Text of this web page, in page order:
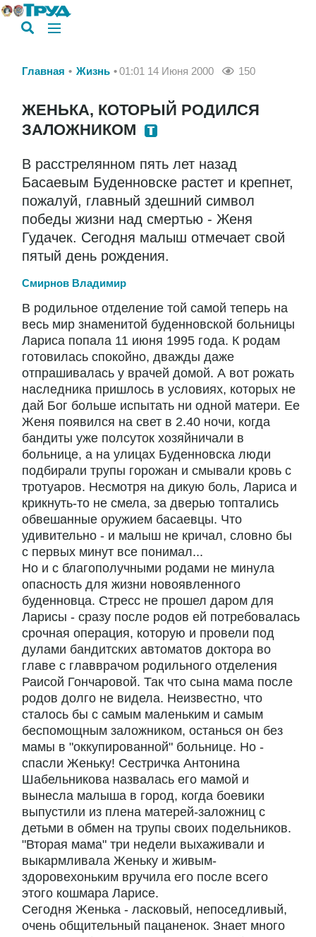
Главная Жизнь 01:01 14 Июня 2000 150
ЖЕНЬКА, КОТОРЫЙ РОДИЛСЯ
ЗАЛОЖНИКОМ
В расстрелянном пять лет назад
Басаевым Буденновске растет и крепнет,
пожалуй, главный здешний символ
победы жизни над смертью - Женя
Гудачек. Сегодня малыш отмечает свой
пятый день рождения.
Смирнов Владимир
В родильное отделение той самой теперь на
весь мир знаменитой буденновской больницы
Лариса попала 11 июня 1995 года. К родам
готовилась спокойно, дважды даже
отпрашивалась у врачей домой. А вот рожать
наследника пришлось в условиях, которых не
дай Бог больше испытать ни одной матери. Ее
Женя появился на свет в 2.40 ночи, когда
бандиты уже полсуток хозяйничали в
больнице, а на улицах Буденновска люди
подбирали трупы горожан и смывали кровь с
тротуаров. Несмотря на дикую боль, Лариса и
крикнуть-то не смела, за дверью топтались
обвешанные оружием басаевцы. Что
удивительно - и малыш не кричал, словно бы
с первых минут все понимал...
Но и с благополучными родами не минула
опасность для жизни новоявленного
буденновца. Стресс не прошел даром для
Ларисы - сразу после родов ей потребовалась
срочная операция, которую и провели под
дулами бандитских автоматов доктора во
главе с главврачом родильного отделения
Раисой Гончаровой. Так что сына мама после
родов долго не видела. Неизвестно, что
сталось бы с самым маленьким и самым
беспомощным заложником, останься он без
мамы в "оккупированной" больнице. Но -
спасли Женьку! Сестричка Антонина
Шабельникова назвалась его мамой и
вынесла малыша в город, когда боевики
выпустили из плена матерей-заложниц с
детьми в обмен на трупы своих подельников.
"Вторая мама" три недели выхаживали и
выкармливала Женьку и живым-
здоровехоньким вручила его после всего
этого кошмара Ларисе.
Сегодня Женька - ласковый, непоседливый,
очень общительный пацаненок. Знает много